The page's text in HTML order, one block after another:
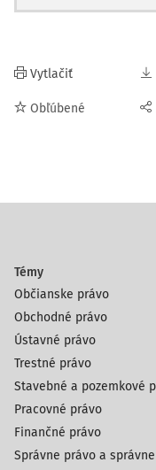
Vytlačiť
Obľúbené
Témy
Občianske právo
Obchodné právo
Ústavné právo
Trestné právo
Stavebné a pozemkové
Pracovné právo
Finančné právo
Správne právo a